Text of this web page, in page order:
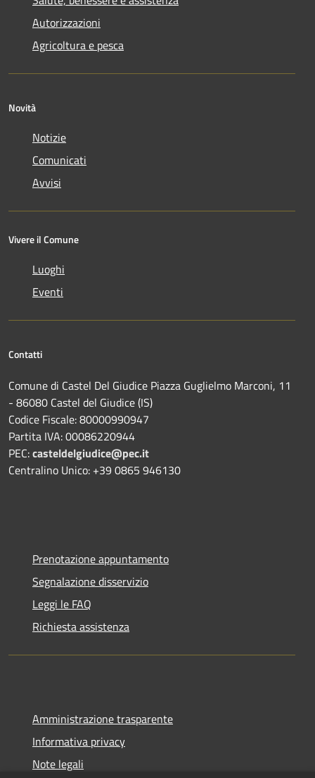
Autorizzazioni
Agricoltura e pesca
Novità
Notizie
Comunicati
Avvisi
Vivere il Comune
Luoghi
Eventi
Contatti
Comune di Castel Del Giudice Piazza Guglielmo Marconi, 11
- 86080 Castel del Giudice (IS)
Codice Fiscale: 80000990947
Partita IVA: 00086220944
PEC:casteldelgiudice@pec.it
Centralino Unico: +39 0865 946130
Prenotazione appuntamento
Segnalazione disservizio
Leggi le FAQ
Richiesta assistenza
Amministrazione trasparente
Informativa privacy
Note legali